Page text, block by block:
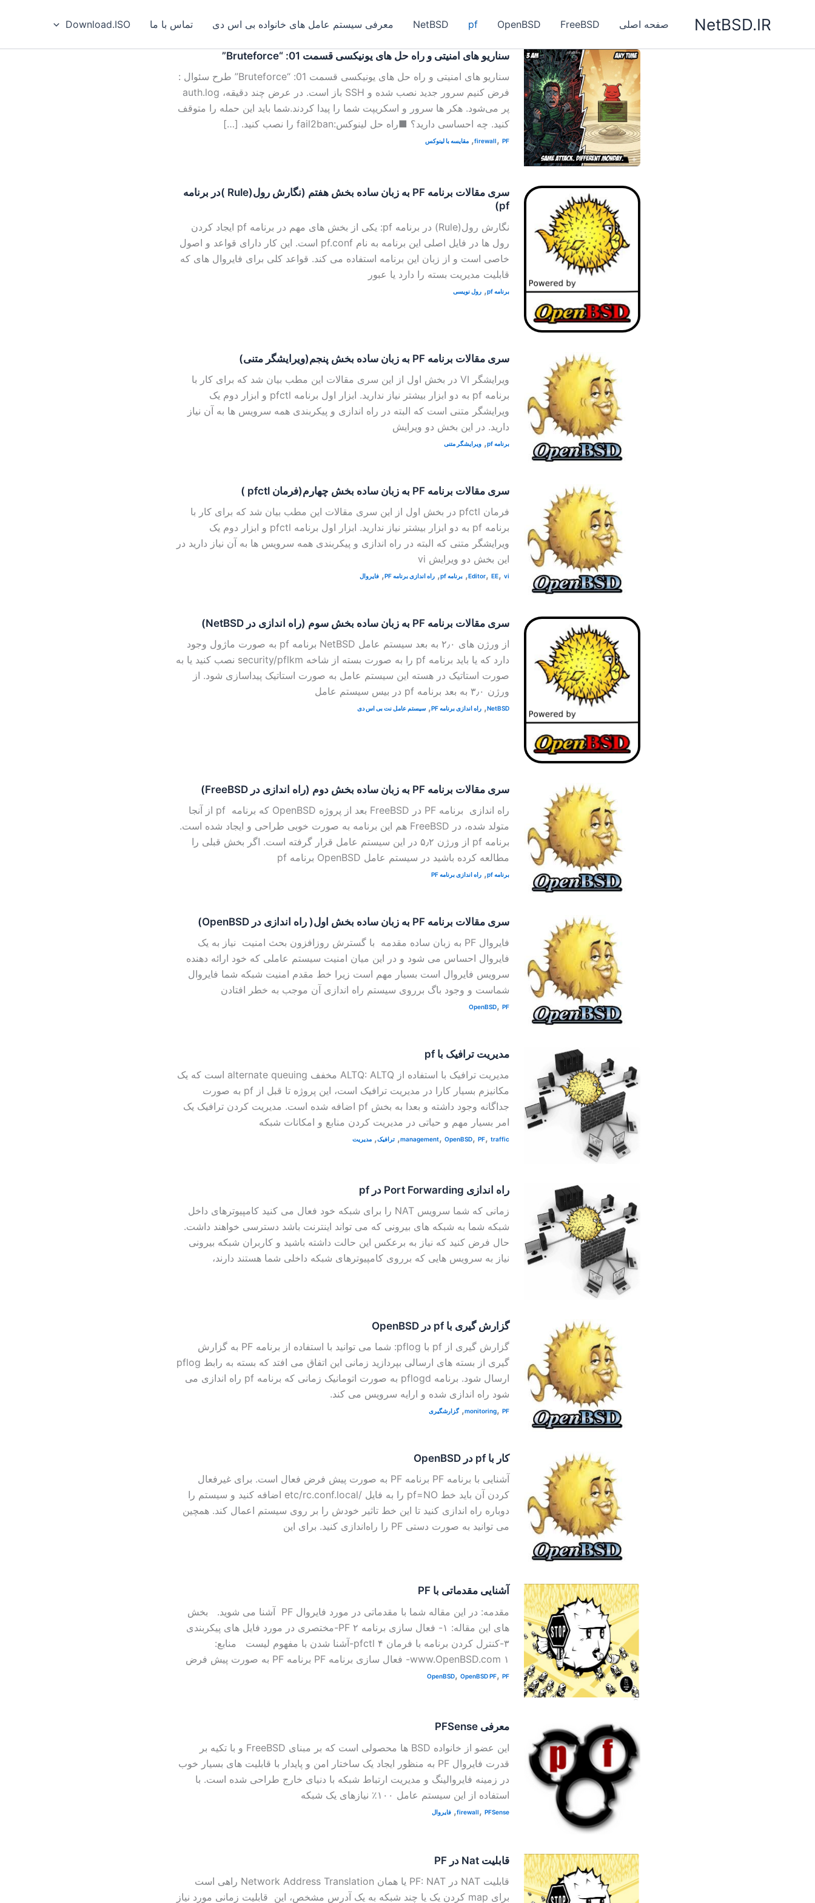
NetBSD.IR صفحه اصلی FreeBSD
OpenBSD
pf
NetBSD معرفی سیستم عامل های خانواده بی‌ اس‌ دی تماس با ما Download.ISO
سناریو های امنیتی و راه حل های یونیکسی قسمت 01: “Bruteforce”
سناریو های امنیتی و راه حل های یونیکسی قسمت 01: “Bruteforce” طرح سئوال :
فرض کنیم سرور جدید نصب شده و SSH باز است. در عرض چند دقیقه، auth.log
پر می‌شود. هکر ها سرور و اسکریپت شما را پیدا کردند.شما باید این حمله را متوقف
کنید. چه احساسی دارید؟ ■راه حل لینوکس:fail2ban را نصب کنید. […]
firewall, PF
, مقایسه با لینوکس
سری مقالات برنامه PF به زبان ساده بخش هفتم (نگارش رول(Rule )در برنامه
pf)
نگارش رول(Rule) در برنامه pf: یکی از بخش های مهم در برنامه pf ایجاد کردن
رول ها در فایل اصلی این برنامه به نام pf.conf است. این کار دارای قواعد و اصول
خاصی است و از زبان این برنامه استفاده می کند. قواعد کلی برای فایروال های که
قابلیت مدیریت بسته را دارد یا عبور
برنامه pf , رول نویسی
سری مقالات برنامه PF به زبان ساده بخش پنجم(ویرایشگر متنی)
ویرایشگر VI در بخش اول از این سری مقالات این مطب بیان شد که برای کار با
برنامه pf به دو ابزار بیشتر نیاز ندارید. ابزار اول برنامه pfctl و ابزار دوم یک
ویرایشگر متنی است که البته در راه اندازی و پیکربندی همه سرویس ها به آن نیاز
دارید. در این بخش دو ویرایش
برنامه pf , ویرایشگر متنی
سری مقالات برنامه PF به زبان ساده بخش چهارم(فرمان pfctl )
فرمان pfctl در بخش اول از این سری مقالات این مطب بیان شد که برای کار با
برنامه pf به دو ابزار بیشتر نیاز ندارید. ابزار اول برنامه pfctl و ابزار دوم یک
ویرایشگر متنی که البته در راه اندازی و پیکربندی همه سرویس ها به آن نیاز دارید در
این بخش دو ویرایش vi
Editor, EE, vi
, برنامه pf , راه اندازی برنامه PF , فایروال
سری مقالات برنامه PF به زبان ساده بخش سوم (راه اندازی در NetBSD)
از ورژن های ۲٫۰ به بعد سیستم عامل NetBSD برنامه pf به صورت ماژول وجود
دارد که یا باید برنامه pf را به صورت بسته از شاخه security/pflkm نصب کنید یا به
صورت استاتیک در هسته این سیستم عامل به صورت استاتیک پیداسازی شود. از
ورژن ۳٫۰ به بعد برنامه pf در بیس سیستم عامل
NetBSD
, راه اندازی برنامه PF , سیستم عامل نت بی اس دی
سری مقالات برنامه PF به زبان ساده بخش دوم (راه اندازی در FreeBSD)
راه اندازی برنامه PF در FreeBSD بعد از پروژه OpenBSD که برنامه pf از آنجا
متولد شده، در FreeBSD هم این برنامه به صورت خوبی طراحی و ایجاد شده است.
برنامه pf از ورژن ۵٫۲ در این سیستم عامل قرار گرفته است. اگر بخش قبلی را
مطالعه کرده باشید در سیستم عامل OpenBSD برنامه pf
برنامه pf , راه اندازی برنامه PF
سری مقالات برنامه PF به زبان ساده بخش اول( راه اندازی در OpenBSD)
فایروال PF به زبان ساده مقدمه با گسترش روزافزون بحث امنیت نیاز به یک
فایروال احساس می شود و در این میان امنیت سیستم عاملی که خود ارائه دهنده
سرویس فایروال است بسیار مهم است زیرا خط مقدم امنیت شبکه شما فایروال
شماست و وجود باگ برروی سیستم راه اندازی آن موجب به خطر افتادن
OpenBSD, PF
مدیریت ترافیک با pf
مدیریت ترافیک با استفاده از ALTQ: ALTQ مخفف alternate queuing است که یک
مکانیزم بسیار کارا در مدیریت ترافیک است، این پروژه تا قبل از pf به صورت
جداگانه وجود داشته و بعدا به بخش pf اضافه شده است. مدیریت کردن ترافیک یک
امر بسیار مهم و حیاتی در مدیریت کردن منابع و امکانات شبکه
management, OpenBSD, PF, traffic
, ترافیک, مدیریت
راه اندازی Port Forwarding در pf
زمانی که شما سرویس NAT را برای شبکه خود فعال می کنید کامپیوترهای داخل
شبکه شما به شبکه های بیرونی که می تواند اینترنت باشد دسترسی خواهند داشت.
حال فرض کنید که نیاز به برعکس این حالت داشته باشید و کاربران شبکه بیرونی
نیاز به سرویس هایی که برروی کامپیوترهای شبکه داخلی شما هستند دارند،
گزارش گیری با pf در OpenBSD
گزارش گیری از pf با pflog: شما می توانید با استفاده از برنامه PF به گزارش
گیری از بسته های ارسالی بپردازید زمانی این اتفاق می افتد که بسته به رابط pflog
ارسال شود. برنامه pflogd به صورت اتومانیک زمانی که برنامه pf راه اندازی می
شود راه اندازی شده و ارایه سرویس می کند.
monitoring, PF
,گزارشگیری
کار با pf در OpenBSD
آشنایی با برنامه PF برنامه PF به صورت پیش فرض فعال است. برای غیرفعال
کردن آن باید خط pf=NO را به فایل /etc/rc.conf.local اضافه کنید و سیستم را
دوباره راه اندازی کنید تا این خط تاثیر خودش را بر روی سیستم اعمال کند. همچین
می توانید به صورت دستی PF را راه‌اندازی کنید. برای این
آشنایی مقدماتی با PF
مقدمه: در این مقاله شما با مقدماتی در مورد فایروال PF آشنا می شوید. بخش
های این مقاله: ۱- فعال سازی برنامه PF ۲-مختصری در مورد فایل های پیکربندی
۳-کنترل کردن برنامه با فرمان pfctl ۴-آشنا شدن با مفهوم لیست منابع:
www.OpenBSD.com ۱- فعال سازی برنامه PF برنامه PF به صورت پیش فرض
OpenBSD, OpenBSD PF, PF
معرفی PFSense
این عضو از خانواده BSD ها محصولی است که بر مبنای FreeBSD و با تکیه بر
قدرت فایروال PF به منظور ایجاد یک ساختار امن و پایدار با قابلیت های بسیار خوب
در زمینه فایروالینگ و مدیریت ارتباط شبکه با دنیای خارج طراحی شده است. با
استفاده از این سیستم عامل ۱۰۰٪ نیازهای یک شبکه
firewall, PFSense
, فایروال
قابلیت Nat در PF
قابلیت NAT در PF: NAT یا همان Network Address Translation راهی است
برای map کردن یک یا چند شبکه به یک آدرس مشخص، این قابلیت زمانی مورد نیاز